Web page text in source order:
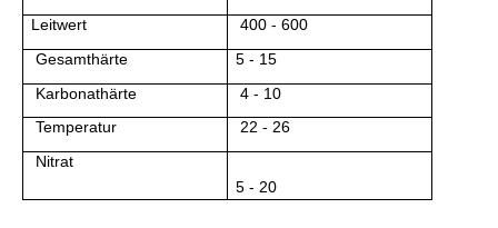
Leitwert
400 - 600
Gesamthärte
5 - 15
Karbonathärte
4 - 10
Temperatur
22 - 26
Nitrat
5 - 20